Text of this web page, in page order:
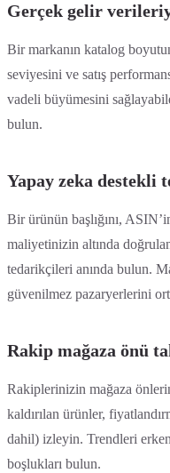
Gerçek gelir
Bir markanın katalog
seviyesini ve satış
vadeli büyümesini
bulun.
Yapay zeka destekli
Bir ürünün başlığını,
maliyetinizin altında
tedarikçileri anında bulun.
güvenilmez pazaryerlerini
Rakip mağaza önü
Rakiplerinizin mağaza
kaldırılan ürünler,
dahil) izleyin. Trendleri
boşlukları bulun.